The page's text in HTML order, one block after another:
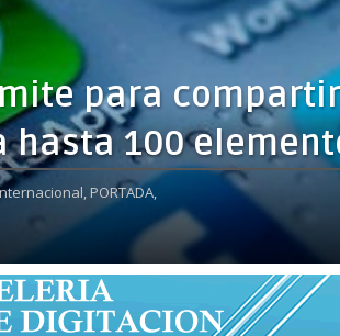
para compartir
100
PORTADA,